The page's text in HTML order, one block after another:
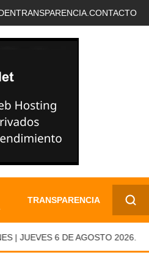
TRANSPARENCIA. CONTACTO
TRANSPARENCIA
✕
JUEVES 6 DE AGOSTO 2026.